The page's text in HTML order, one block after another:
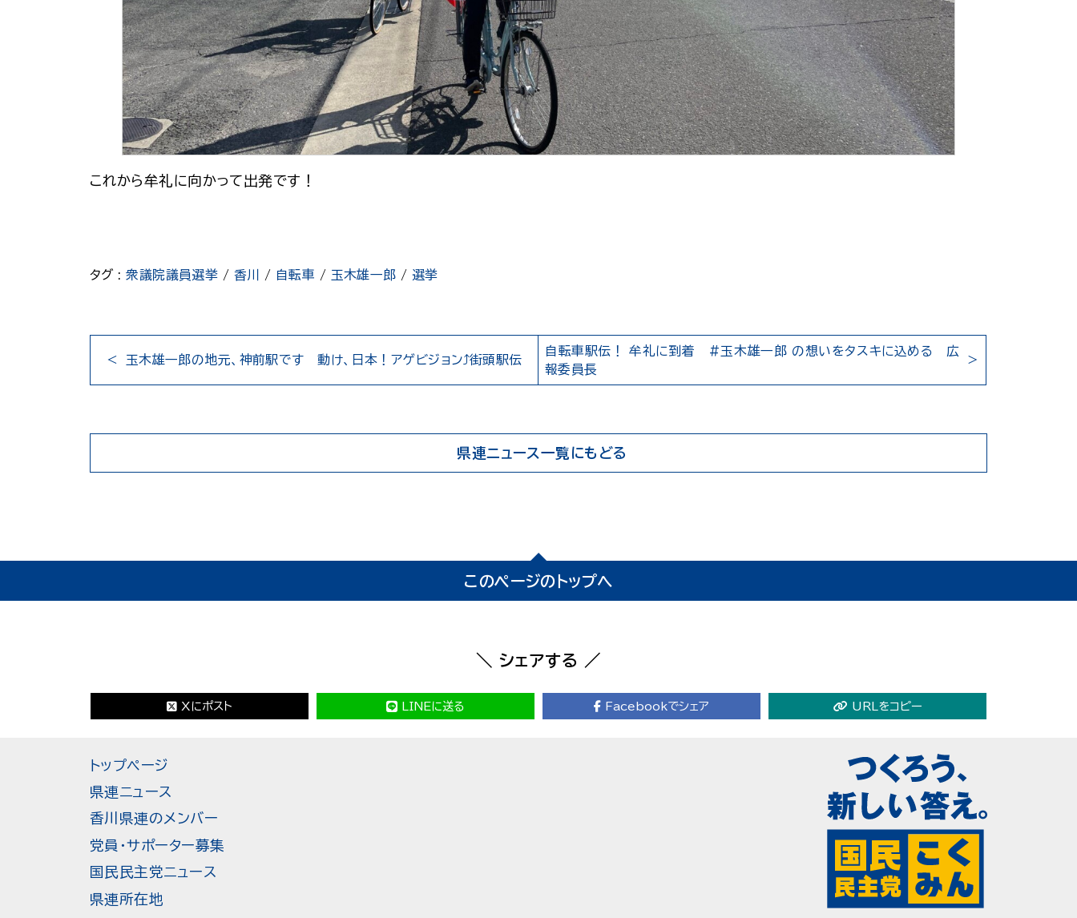
これから牟礼に向かって出発です！
タグ :衆議院議員選挙 / 香川 / 自転車 / 玉木雄一郎 /選挙
玉木雄一郎の地元、神前駅です 動け、日本！アゲビジョン⤴街頭駅伝
自転車駅伝！ 牟礼に到着 #玉木雄一郎 の想いをタスキに込める 広
報委員長
県連ニュース一覧にもどる
このページのトップへ
＼ シェアする ／
Xにポスト LINEに送る Facebookでシェア URLをコピー
トップページ
県連ニュース
香川県連のメンバー
党員・サポーター募集
国民民主党ニュース
県連所在地